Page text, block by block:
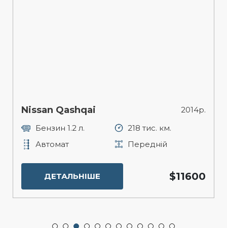
Nissan Qashqai
2014р.
Бензин 1.2 л.
218 тис. км.
Автомат
Передній
ДЕТАЛЬНІШЕ $11600